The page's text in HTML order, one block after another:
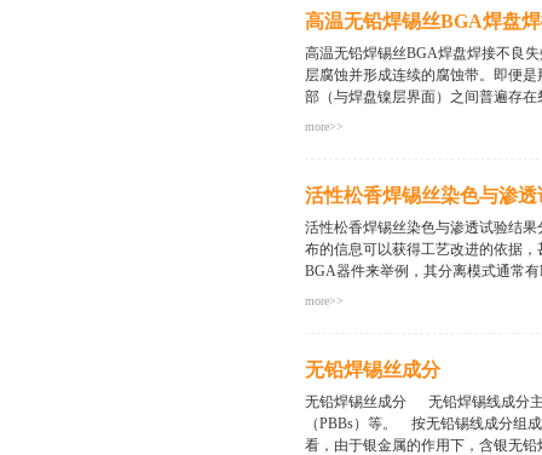
断定该通孔爬升不良的根本原因是
式的设备通常很难达到要求，即使
铅高温焊锡条爬升到位，这时需要
的走速，必要时需要多管齐下这个
咨询深圳市兴鸿泰锡业有限公司，电
高温无铅焊锡丝BGA焊盘
高温无铅焊锡丝BGA焊盘焊接不良
层腐蚀并形成连续的腐蚀带。即便
部（与焊盘镍层界面）之间普遍存
润湿不良位置焊盘发黑，与失效现
量较低时，镍层的抗蚀性较差，容
似正常的焊盘，但其金层下面的镍
成焊点。严重的镍层腐蚀必然会大
丝时也要注意这类问题。 详情请
more>>
活性松香焊锡丝染色与渗
活性松香焊锡丝染色与渗透试验结
布的信息可以获得工艺改进的依据
BGA器件来举例，其分离模式通常
证明这是器件本身的质量问题，是
复杂：可能是SMT工艺没有控制好
片来做进一步的判断；如果是第四
判断污染或氧化的来源。这种通过
时往往更准确。 详情请咨询深圳市
more>>
无铅焊锡丝成分
无铅焊锡丝成分 无铅焊锡线成分主
（PBBs）等。 按无铅锡线成分组
看，由于银金属的作用下，含银无